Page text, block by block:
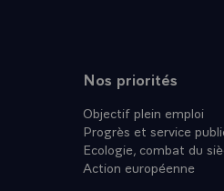
défense et
défense
pourquoi la
centrale
-
séparation
à
Nos priorités
Objectif plein emploi
Progrès et service
Ecologie, combat du
Action européenne